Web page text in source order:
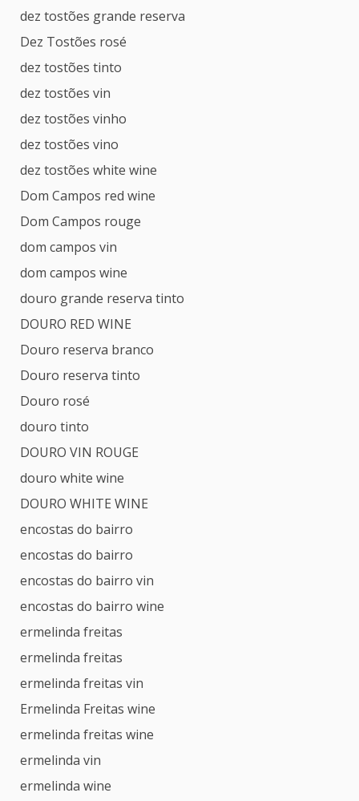
dez tostões grande reserva
Dez Tostões rosé
dez tostões tinto
dez tostões vin
dez tostões vinho
dez tostões vino
dez tostões white wine
Dom Campos red wine
Dom Campos rouge
dom campos vin
dom campos wine
douro grande reserva tinto
DOURO RED WINE
Douro reserva branco
Douro reserva tinto
Douro rosé
douro tinto
DOURO VIN ROUGE
douro white wine
DOURO WHITE WINE
encostas do bairro
encostas do bairro
encostas do bairro vin
encostas do bairro wine
ermelinda freitas
ermelinda freitas
ermelinda freitas vin
Ermelinda Freitas wine
ermelinda freitas wine
ermelinda vin
ermelinda wine